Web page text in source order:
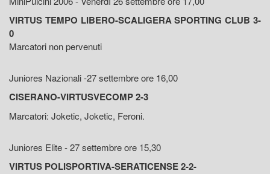
VIRTUS TEMPO LIBERO-SCALIGERA SPORTING CLUB 3-
0
Marcatori non pervenuti
Juniores Nazionali -27 settembre ore 16,00
CISERANO-VIRTUSVECOMP 2-3
Marcatori: Joketic, Joketic, Feroni.
Juniores Elite - 27 settembre ore 15,30
VIRTUS POLISPORTIVA-SERATICENSE 2-2-